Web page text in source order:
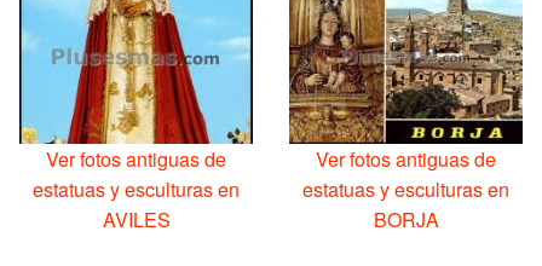
Ver fotos antiguas de
estatuas y esculturas en
AVILES
Ver fotos antiguas de
estatuas y esculturas en
BORJA